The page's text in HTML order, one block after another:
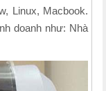
Linux, Macbook.
doanh như: Nhà